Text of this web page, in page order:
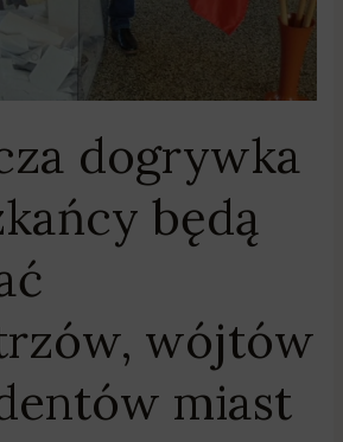
dogrywka
będą
wójtów
miast